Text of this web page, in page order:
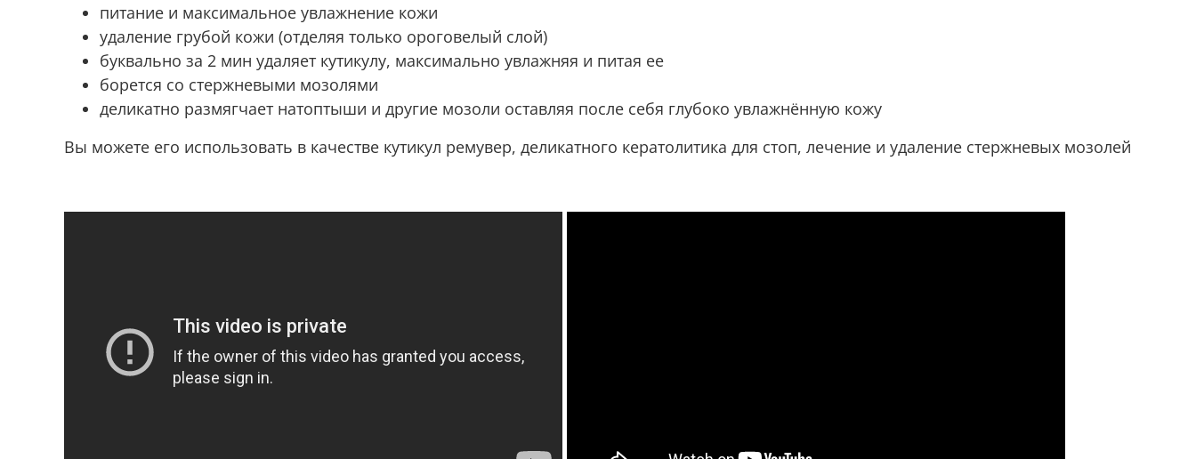
питание и максимальное увлажнение кожи
удаление грубой кожи (отделяя только ороговелый слой)
буквально за 2 мин удаляет кутикулу, максимально увлажняя и питая ее
борется со стержневыми мозолями
деликатно размягчает натоптыши и другие мозоли оставляя после себя глубоко увлажнённую кожу
Вы можете его использовать в качестве кутикул ремувер, деликатного кератолитика для стоп, лечение и удаление стержневых мозолей